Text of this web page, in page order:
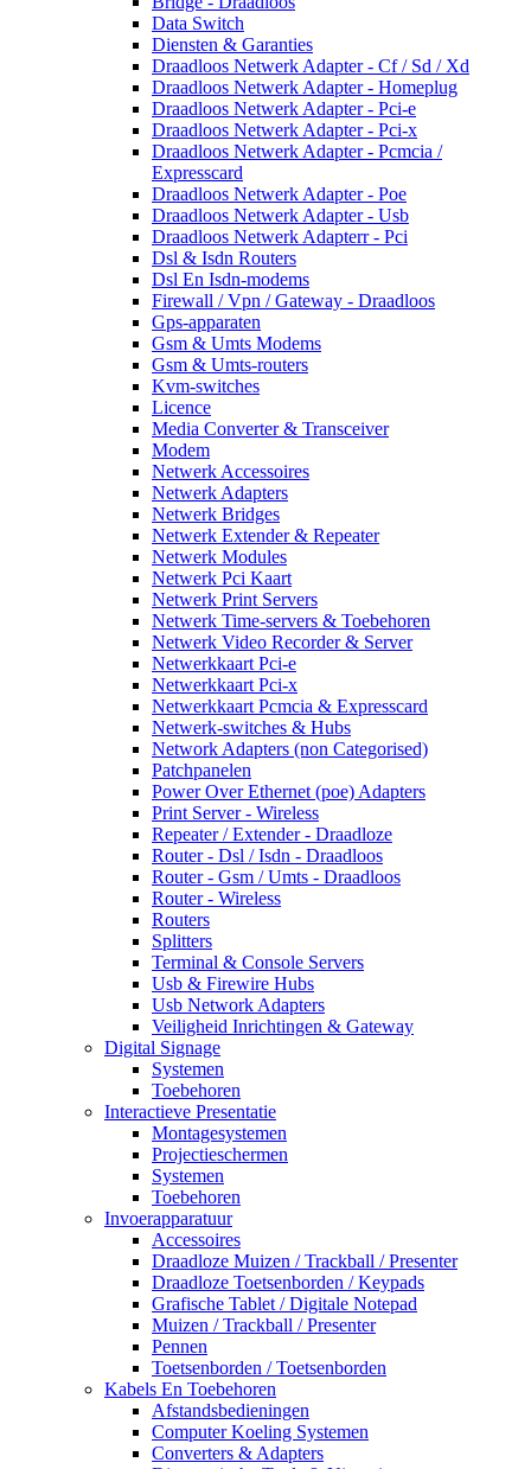
Data Switch
Diensten & Garanties
Draadloos Netwerk Adapter - Cf / Sd / Xd
Draadloos Netwerk Adapter - Homeplug
Draadloos Netwerk Adapter - Pci-e
Draadloos Netwerk Adapter - Pci-x
Draadloos Netwerk Adapter - Pcmcia /
Expresscard
Draadloos Netwerk Adapter - Poe
Draadloos Netwerk Adapter - Usb
Draadloos Netwerk Adapterr - Pci
Dsl & Isdn Routers
Dsl En Isdn-modems
Firewall / Vpn / Gateway - Draadloos
Gps-apparaten
Gsm & Umts Modems
Gsm & Umts-routers
Kvm-switches
Licence
Media Converter & Transceiver
Modem
Netwerk Accessoires
Netwerk Adapters
Netwerk Bridges
Netwerk Extender & Repeater
Netwerk Modules
Netwerk Pci Kaart
Netwerk Print Servers
Netwerk Time-servers & Toebehoren
Netwerk Video Recorder & Server
Netwerkkaart Pci-e
Netwerkkaart Pci-x
Netwerkkaart Pcmcia & Expresscard
Netwerk-switches & Hubs
Network Adapters (non Categorised)
Patchpanelen
Power Over Ethernet (poe) Adapters
Print Server - Wireless
Repeater / Extender - Draadloze
Router - Dsl / Isdn - Draadloos
Router - Gsm / Umts - Draadloos
Router - Wireless
Routers
Splitters
Terminal & Console Servers
Usb & Firewire Hubs
Usb Network Adapters
Veiligheid Inrichtingen & Gateway
Digital Signage
Systemen
Toebehoren
Interactieve Presentatie
Montagesystemen
Projectieschermen
Systemen
Toebehoren
Invoerapparatuur
Accessoires
Draadloze Muizen / Trackball / Presenter
Draadloze Toetsenborden / Keypads
Grafische Tablet / Digitale Notepad
Muizen / Trackball / Presenter
Pennen
Toetsenborden / Toetsenborden
Kabels En Toebehoren
Afstandsbedieningen
Computer Koeling Systemen
Converters & Adapters